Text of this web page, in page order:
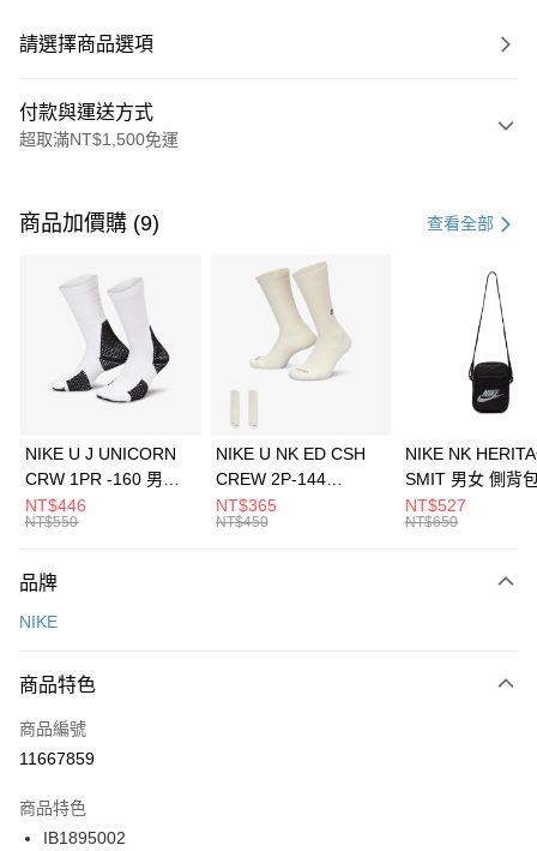
請選擇商品選項
付款與運送方式
超取滿NT$1,500免運
信用卡一次付款
3 期 0 利率 每期 21家銀行
合作金庫商業銀行
第一商業銀行
華南商業銀行
彰化商業銀行
上海商業儲蓄銀行
元大商業銀行
台灣樂天信用卡公司
Apple Pay
全盈+PAY
AFTEE先享後付
【關於「AFTEE先享後付」】
便利好安心！
３．安心：先確認商品／服務後，再付款。
【「AFTEE先享後付」結帳流程】
１．於結帳方式選擇「AFTEE先享後付」後，將跳轉至「AFTEE先享後付」
２．訂單成立數日內，您將收到繳費通知簡訊。
３．收到繳費通知簡訊後14天內，點擊此簡訊中的連結，可透過四大超商／
ATM／網路銀行／等多元方式進行付款，方視為交易完成。
運送方式
每筆NT$100，滿NT$1,500(含以上)免運費
宅配
每筆NT$100，滿NT$1,500(含以上)免運費
付款後門市自取
每筆NT$100，滿NT$1,500(含以上)免運費
商品加價購 (9) 查看全部
NIKE U J UNICORN
CRW 1PR -160 男女
中統襪 FZ3393100
NT$446
NT$550
NIKE U NK ED CSH
CREW 2P-144
EMBRDY 男女 短統襪
FZ3073133
NT$365
NT$450
NIKE NK
SMIT 男女 側背
BA5871010
NT$527
NT$650
品牌
NIKE
商品特色
商品編號
11667859
商品特色
IB1895002